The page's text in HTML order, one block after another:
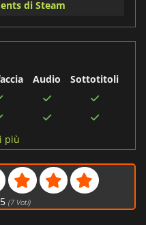
di Steam
Audio
Sottotitoli
più
5 (7Voti)